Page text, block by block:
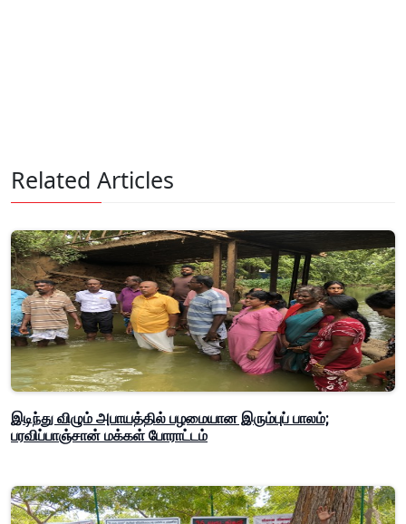
Related Articles
இடிந்து விழும் அபாயத்தில் பழமையான இரும்புப் பாலம்;
பரவிப்பாஞ்சான் மக்கள் போராட்டம்